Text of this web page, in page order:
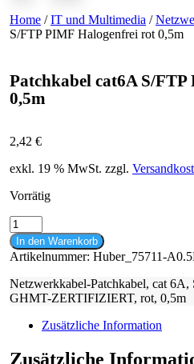
Home /IT und Multimedia /
S/FTP PIMF Halogenfrei rot 0,5m
Patchkabel cat6A S/
0,5m
2,42 €
exkl. 19 % MwSt. zzgl.
Vorrätig
Patchkabel
cat6A
S/FTP
PIMF
Halogenfrei
rot
Menge
In den Warenkorb
Artikelnummer: Huber_75711-
Netzwerkkabel-Patchkabel, cat
GHMT-ZERTIFIZIERT, rot, 0,5m
Zusätzliche Information
Zusätzliche